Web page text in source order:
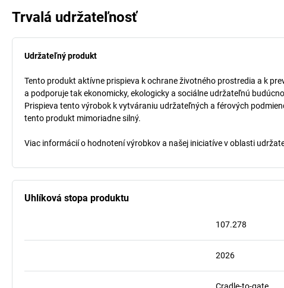
Trvalá udržateľnosť
Udržateľný produkt
Tento produkt aktívne prispieva k ochrane životného prostredia a k
a podporuje tak ekonomicky, ekologicky a sociálne udržateľnú
Prispieva tento výrobok k vytváraniu udržateľných a férových
tento produkt mimoriadne silný.
Viac informácií o hodnotení výrobkov a našej iniciatíve v oblasti
Uhlíková stopa produktu
107.278
2026
Cradle-to-gate